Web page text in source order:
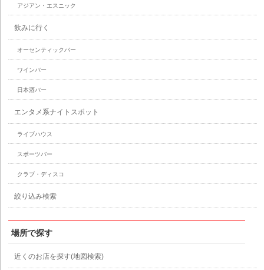
アジアン・エスニック
飲みに行く
オーセンティックバー
ワインバー
日本酒バー
エンタメ系ナイトスポット
ライブハウス
スポーツバー
クラブ・ディスコ
絞り込み検索
場所で探す
近くのお店を探す(地図検索)